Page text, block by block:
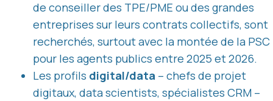
de conseiller des TPE/PME ou des grandes
entreprises sur leurs contrats collectifs, sont
recherchés, surtout avec la montée de la PSC
pour les agents publics entre 2025 et 2026.
Les profils digital/data – chefs de projet
digitaux, data scientists, spécialistes CRM –